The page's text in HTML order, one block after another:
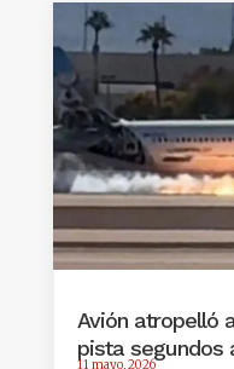
Avión atropelló
pista segundos
11 mayo, 2026